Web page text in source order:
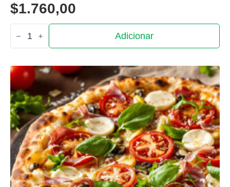
$1.760,00
Quantidade
de
Brava
Adicionar